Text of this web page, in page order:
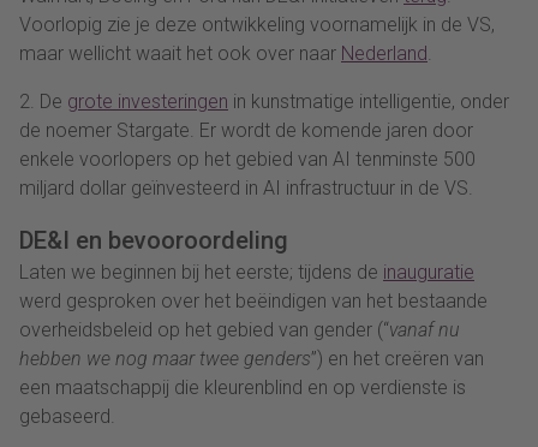
Voorlopig zie je deze ontwikkeling voornamelijk in de VS,
maar wellicht waait het ook over naar Nederland.
2. De grote investeringen in kunstmatige intelligentie, onder
de noemer Stargate. Er wordt de komende jaren door
enkele voorlopers op het gebied van AI tenminste 500
miljard dollar geïnvesteerd in AI infrastructuur in de VS.
DE&I en bevooroordeling
Laten we beginnen bij het eerste; tijdens de inauguratie
werd gesproken over het beëindigen van het bestaande
overheidsbeleid op het gebied van gender (“vanaf nu
hebben we nog maar twee genders”) en het creëren van
een maatschappij die kleurenblind en op verdienste is
gebaseerd.